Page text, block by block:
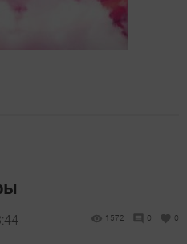
1572 0 0